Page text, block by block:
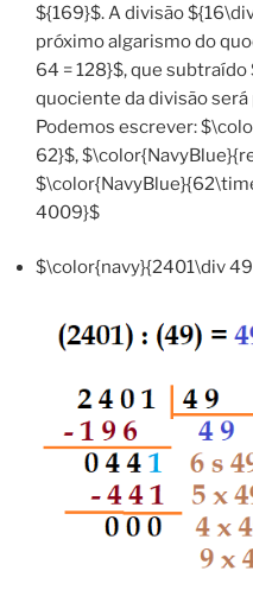
${169}$. A divisão
próximo algarismo do
64 = 128}$, que subtraído
quociente da divisão
Podemos escrever:
62}$,
4009}$
$\color{navy}{2401\div 49